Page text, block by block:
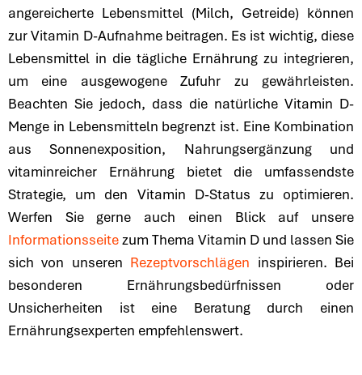
angereicherte Lebensmittel (Milch, Getreide) können
zur Vitamin D-Aufnahme beitragen. Es ist wichtig, diese
Lebensmittel in die tägliche Ernährung zu integrieren,
um eine ausgewogene Zufuhr zu gewährleisten.
Beachten Sie jedoch, dass die natürliche Vitamin D-
Menge in Lebensmitteln begrenzt ist. Eine Kombination
aus Sonnenexposition, Nahrungsergänzung und
vitaminreicher Ernährung bietet die umfassendste
Strategie, um den Vitamin D-Status zu optimieren.
Werfen Sie gerne auch einen Blick auf unsere
Informationsseitezum Thema Vitamin D und lassen Sie
sich von unseren Rezeptvorschlägen inspirieren. Bei
besonderen Ernährungsbedürfnissen oder
Unsicherheiten ist eine Beratung durch einen
Ernährungsexperten empfehlenswert.